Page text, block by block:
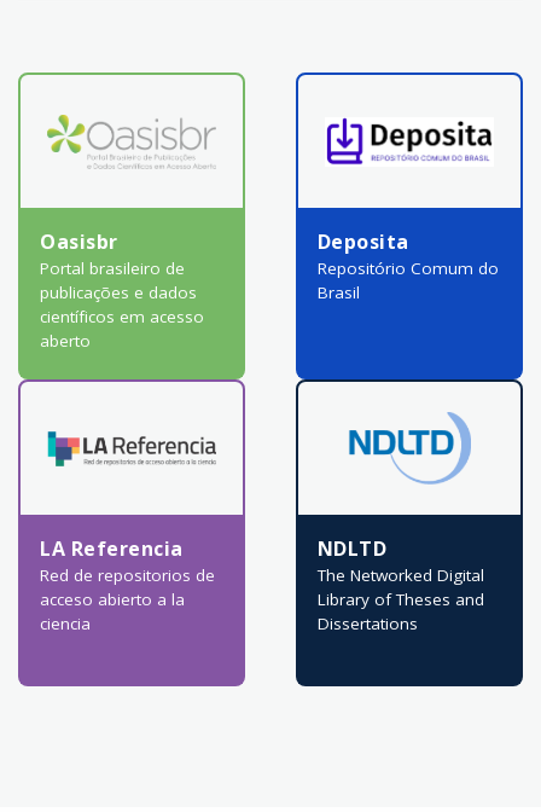
Oasisbr
Portal brasileiro de
publicações e dados
científicos em acesso
aberto
Deposita
Repositório Comum do
Brasil
LA Referencia
Red de repositorios de
acceso abierto a la
ciencia
NDLTD
The Networked Digital
Library of Theses and
Dissertations